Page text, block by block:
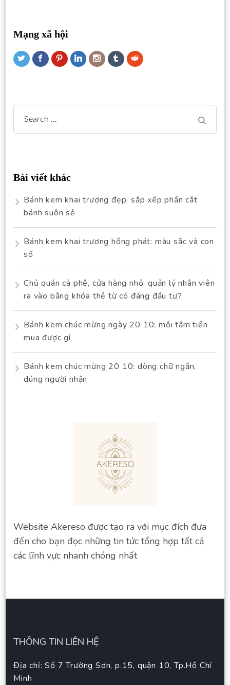
Mạng xã hội
Search
for:
Bài viết khác
Bánh kem khai trương đẹp: sắp xếp phần cắt
bánh suôn sẻ
Bánh kem khai trương hồng phát: màu sắc và con
số
Chủ quán cà phê, cửa hàng nhỏ: quản lý nhân viên
ra vào bằng khóa thẻ từ có đáng đầu tư?
Bánh kem chúc mừng ngày 20 10: mỗi tầm tiền
mua được gì
Bánh kem chúc mừng 20 10: dòng chữ ngắn,
đúng người nhận
Website Akereso được tạo ra với mục đích đưa
đến cho bạn đọc những tin tức tổng hợp tất cả
các lĩnh vực nhanh chóng nhất
THÔNG TIN LIÊN HỆ
Địa chỉ: Số 7 Trường Sơn, p.15, quận 10, Tp.Hồ Chí
Minh